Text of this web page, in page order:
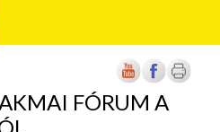
FÓRUM A